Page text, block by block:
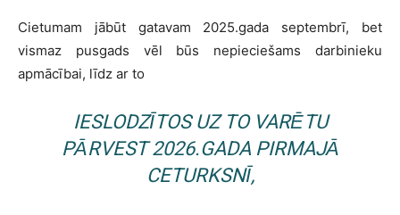
Cietumam jābūt gatavam 2025.gada septembrī, bet
vismaz pusgads vēl būs nepieciešams darbinieku
apmācībai, līdz ar to
IESLODZĪTOS UZ TO VARĒTU
PĀRVEST 2026.GADA PIRMAJĀ
CETURKSNĪ,